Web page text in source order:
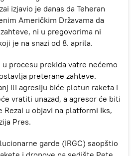
izjavio je danas da Teheran
Američkim Državama da
ni u pregovorima ni
je na snazi od 8. aprila.
procesu prekida vatre nećemo
preterane zahteve.
ili agresiju biće plotun raketa i
vratiti unazad, a agresor će biti
Rezai u objavi na platformi Iks,
Pres.
garde (IRGC) saopštio